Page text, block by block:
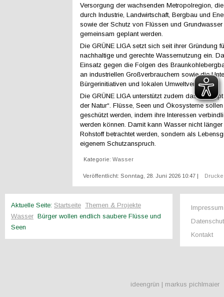
Versorgung der wachsenden Metropolregion,
durch Industrie, Landwirtschaft, Bergbau und
sowie der Schutz von Flüssen und
gemeinsam geplant werden.
Die GRÜNE LIGA setzt sich seit ihrer Gründung
nachhaltige und gerechte Wassernutzung ein.
Einsatz gegen die Folgen des
an industriellen Großverbrauchern sowie die
Bürgerinitiativen und lokalen Umweltverbänden.
Die GRÜNE LIGA unterstützt zudem das Konzept
der Natur“. Flüsse, Seen und Ökosysteme
geschützt werden, indem ihre Interessen
werden können. Damit kann Wasser nicht
Rohstoff betrachtet werden, sondern als
eigenem Schutzanspruch.
Kategorie: Wasser
Veröffentlicht: Sonntag, 28. Juni 2026 10:47 |
Aktuelle Seite: Startseite Themen & Projekte
Wasser Bürger wollen endlich saubere Flüsse und
Seen
Impressum
Kontakt
ideengrün | markus pichlmaier